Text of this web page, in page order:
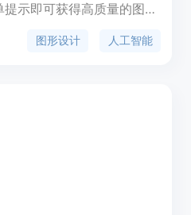
示即可获得高质量的图形
图形设计 人工智能